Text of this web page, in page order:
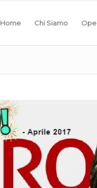
Home Chi Siamo